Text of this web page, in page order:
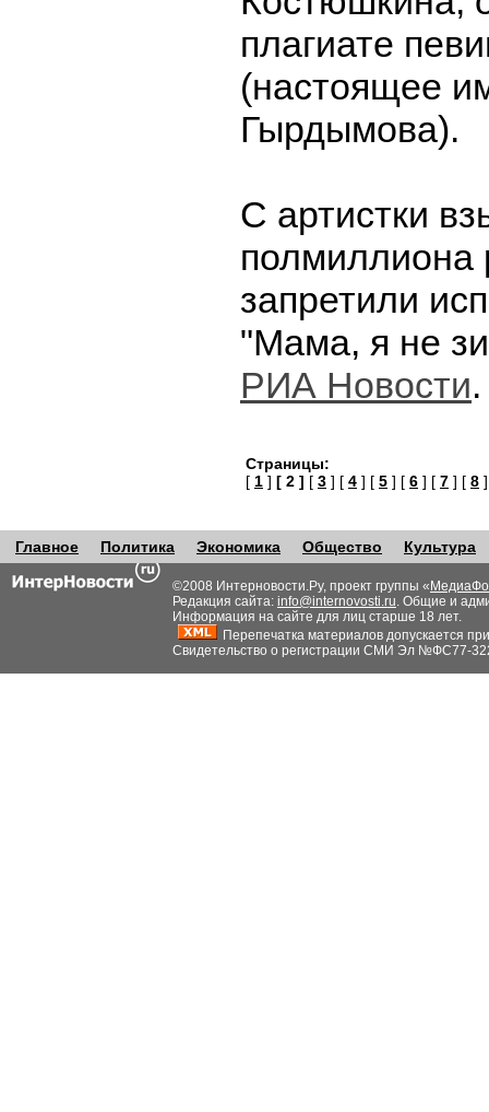
плагиате
(настоящее
Гырдымова).
С артистки
полмиллиона
запретили
"Мама, я не
РИА Новости
Страницы:
[ 1 ] [ 2 ] [ 3 ] [ 4 ] [ 5 ] [ 6 ] [ 7 ] [ 8
Главное Политика Экономика Общество Культура
©2008 Интерновости.Ру, проект группы «
Редакция сайта: info@internovosti.ru. Общие и
Информация на сайте для лиц старше 18 лет.
Перепечатка материалов допускается
Свидетельство о регистрации СМИ Эл №ФС77-